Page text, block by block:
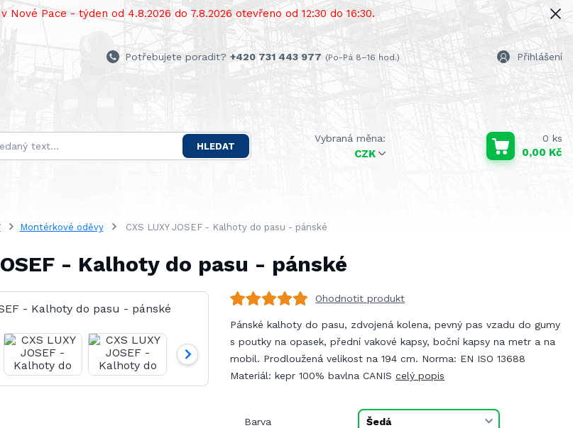
Pace - týden od 4.8.2026 do 7.8.2026 otevřeno od 12:30 do 16:30.
CZK
Přihlášení
HLEDAT
Potřebujete poradit? +420 731 443 977 (Po-Pá 8–16 hod.)
0 ks
0,00 Kč
Montérkové oděvy CXS LUXY JOSEF - Kalhoty do pasu - pánské
- Kalhoty do pasu - pánské
Ohodnotit produkt
Pánské kalhoty do pasu, zdvojená kolena, pevný pas vzadu do gumy
s poutky na opasek, přední vakové kapsy, boční kapsy na metr a na
mobil. Prodloužená velikost na 194 cm. Norma: EN ISO 13688
Materiál: kepr 100% bavlna CANIScelý popis
Barva